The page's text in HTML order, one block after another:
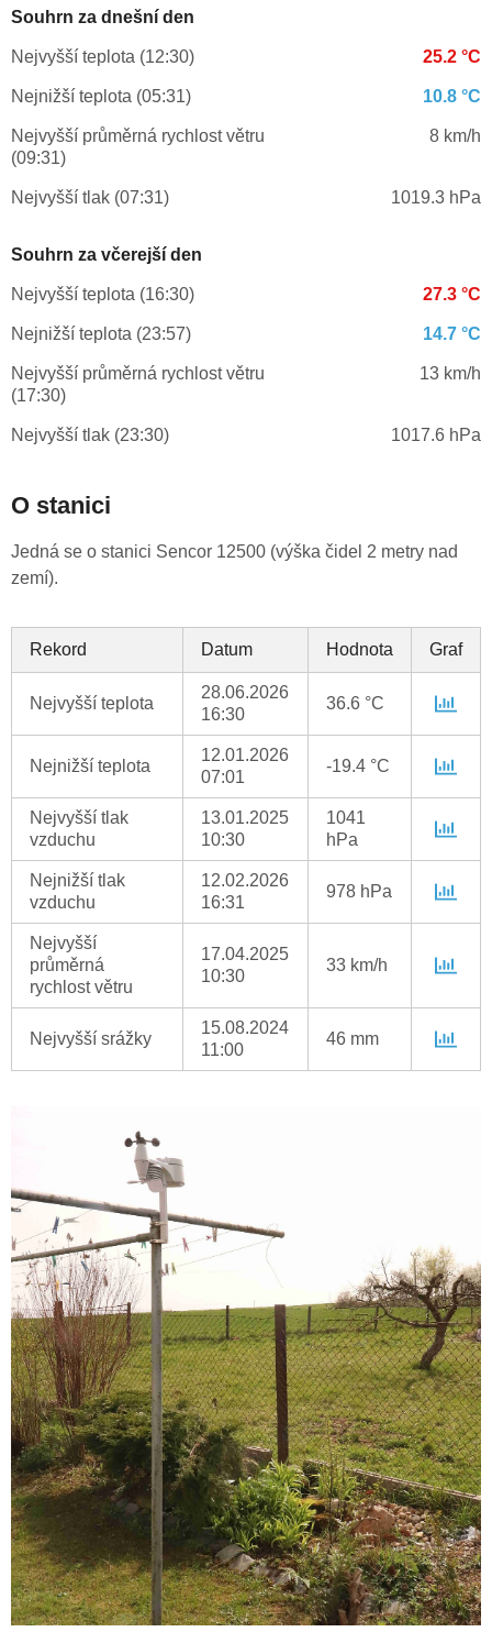
Souhrn za dnešní den
Nejvyšší teplota (12:30) 25.2 °C
Nejnižší teplota (05:31) 10.8 °C
Nejvyšší průměrná rychlost větru
(09:31)
8 km/h
Nejvyšší tlak (07:31) 1019.3 hPa
Souhrn za včerejší den
Nejvyšší teplota (16:30) 27.3 °C
Nejnižší teplota (23:57) 14.7 °C
Nejvyšší průměrná rychlost větru
(17:30)
13 km/h
Nejvyšší tlak (23:30) 1017.6 hPa
O stanici
Jedná se o stanici Sencor 12500 (výška čidel 2 metry nad
zemí).
Rekord Datum Hodnota Graf
Nejvyšší teplota
28.06.2026
16:30
36.6 °C
Nejnižší teplota
12.01.2026
07:01
-19.4 °C
Nejvyšší tlak
vzduchu
13.01.2025
10:30
1041
hPa
Nejnižší tlak
vzduchu
12.02.2026
16:31
978 hPa
Nejvyšší
průměrná
rychlost větru
17.04.2025
10:30
33 km/h
Nejvyšší srážky
15.08.2024
11:00
46 mm